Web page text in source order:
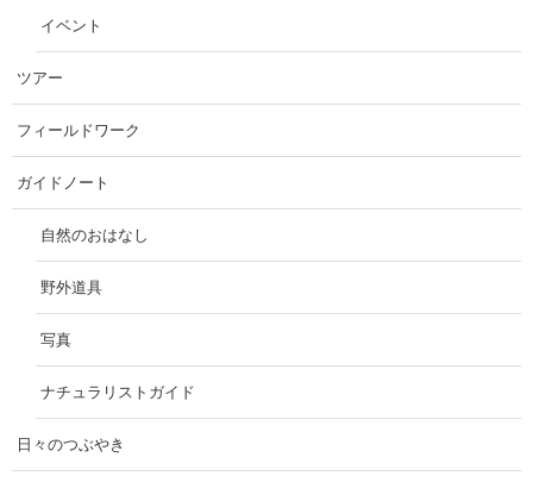
イベント
ツアー
フィールドワーク
ガイドノート
自然のおはなし
野外道具
写真
ナチュラリストガイド
日々のつぶやき